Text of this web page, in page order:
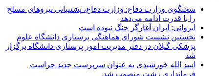
سخنگوی وزارت دفاع: وزارت دفاع، پشتیبانی نیرو‌های مسلح
را با قدرت ادامه می‌دهد
ایروانی: ایران آغازگر جنگ نبوده است
نخستین نشست شورای هماهنگی پرستاری دانشگاه علوم
پزشکی گیلان در دفتر مدیریت امور پرستاری دانشگاه برگزار
شد
اسد الله خورشیدی به عنوان سرپرست جدید حراست
فرمانداری رشت منصوب شد.